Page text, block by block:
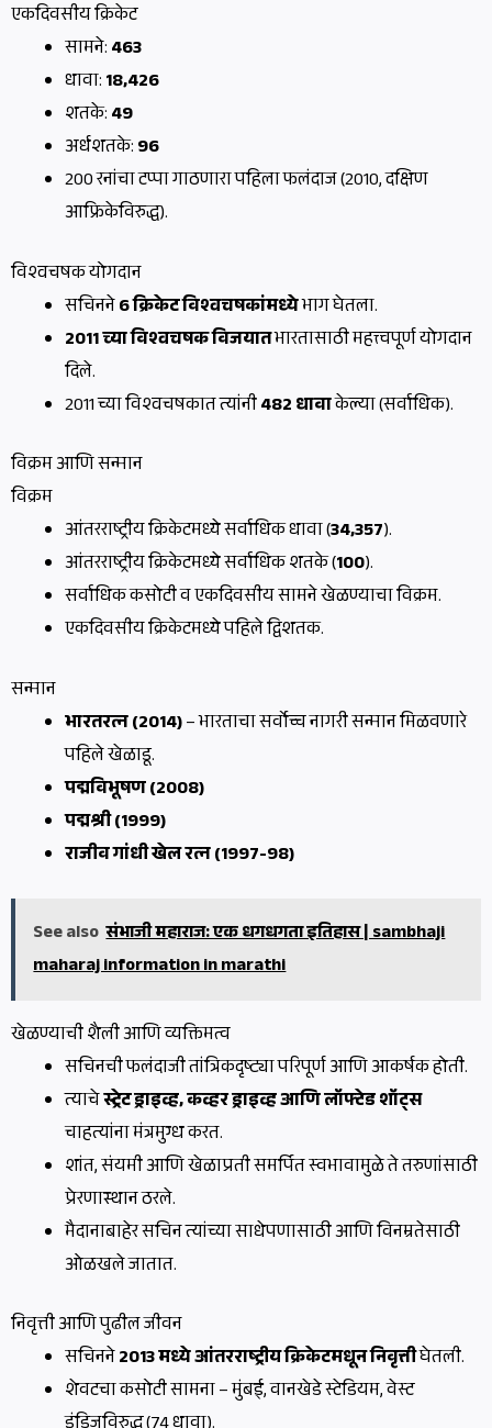
एकदिवसीय क्रिकेट
सामने:463
धावा:18,426
शतके:49
अर्धशतके:96
200 रनांचा टप्पा गाठणारा पहिला फलंदाज (2010, दक्षिण
आफ्रिकेविरुद्ध).
विश्वचषक योगदान
सचिनने6 क्रिकेट विश्वचषकांमध्येभाग घेतला.
2011 च्या विश्वचषक विजयातभारतासाठी महत्त्वपूर्ण योगदान
दिले.
2011 च्या विश्वचषकात त्यांनी482 धावाकेल्या (सर्वाधिक).
विक्रम आणि सन्मान
विक्रम
आंतरराष्ट्रीय क्रिकेटमध्ये सर्वाधिक धावा (34,357).
आंतरराष्ट्रीय क्रिकेटमध्ये सर्वाधिक शतके (100).
सर्वाधिक कसोटी व एकदिवसीय सामने खेळण्याचा विक्रम.
एकदिवसीय क्रिकेटमध्ये पहिले द्विशतक.
सन्मान
भारतरत्न (2014)– भारताचा सर्वोच्च नागरी सन्मान मिळवणारे
पहिले खेळाडू.
पद्मविभूषण (2008)
पद्मश्री (1999)
राजीव गांधी खेल रत्न (1997-98)
See also संभाजी महाराज: एक धगधगता इतिहास | sambhaji
maharaj information in marathi
खेळण्याची शैली आणि व्यक्तिमत्व
सचिनची फलंदाजी तांत्रिकदृष्ट्या परिपूर्ण आणि आकर्षक होती.
त्याचेस्ट्रेट ड्राइव्ह, कव्हर ड्राइव्ह आणि लॉफ्टेड शॉट्स
चाहत्यांना मंत्रमुग्ध करत.
शांत, संयमी आणि खेळाप्रती समर्पित स्वभावामुळे ते तरुणांसाठी
प्रेरणास्थान ठरले.
मैदानाबाहेर सचिन त्यांच्या साधेपणासाठी आणि विनम्रतेसाठी
ओळखले जातात.
निवृत्ती आणि पुढील जीवन
सचिनने2013 मध्ये आंतरराष्ट्रीय क्रिकेटमधून निवृत्तीघेतली.
शेवटचा कसोटी सामना – मुंबई, वानखेडे स्टेडियम, वेस्ट